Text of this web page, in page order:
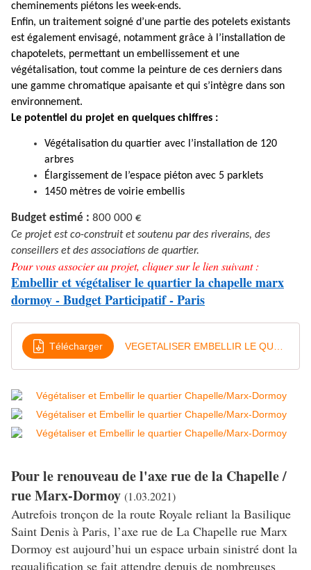
cheminements piétons les week-ends.
Enfin, un traitement soigné d’une partie des potelets existants
est également envisagé, notamment grâce à l’installation de
chapotelets, permettant un embellissement et une
végétalisation, tout comme la peinture de ces derniers dans
une gamme chromatique apaisante et qui s’intègre dans son
environnement.
Le potentiel du projet en quelques chiffres :
Végétalisation du quartier avec l’installation de 120
arbres
Élargissement de l’espace piéton avec 5 parklets
1450 mètres de voirie embellis
Budget estimé : 800 000 €
Ce projet est co-construit et soutenu par des riverains, des
conseillers et des associations de quartier.
Pour vous associer au projet, cliquer sur le lien suivant :
Embellir et végétaliser le quartier la chapelle marx
dormoy - Budget Participatif - Paris
Télécharger
Pour le renouveau de l'axe rue de la Chapelle /
rue Marx-Dormoy (1.03.2021)
Autrefois tronçon de la route Royale reliant la Basilique
Saint Denis à Paris, l’axe rue de La Chapelle rue Marx
Dormoy est aujourd’hui un espace urbain sinistré dont la
requalification se fait attendre depuis de nombreuses